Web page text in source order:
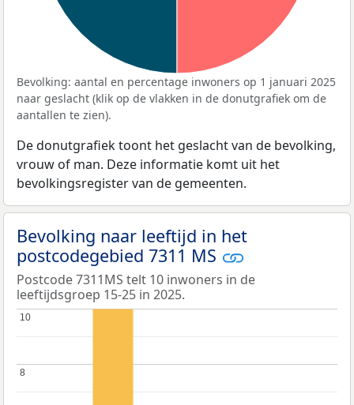
Bevolking: aantal en percentage inwoners op 1 januari 2025
naar geslacht (klik op de vlakken in de donutgrafiek om de
aantallen te zien).
De donutgrafiek toont het geslacht van de bevolking,
vrouw of man. Deze informatie komt uit het
bevolkingsregister van de gemeenten.
Bevolking naar leeftijd in het
postcodegebied 7311 MS
Postcode 7311MS telt 10 inwoners in de
leeftijdsgroep 15-25 in 2025.
8
8
10
10